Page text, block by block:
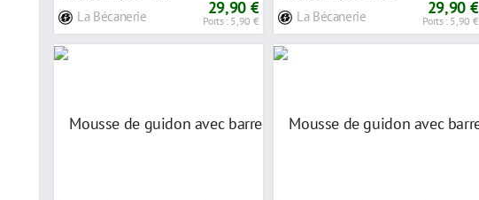
La Bécanerie 29,90 €
Ports : 5,90 € La Bécanerie 29,90 €
Ports : 5,90 €